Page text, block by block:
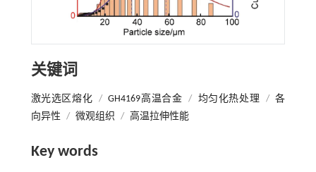
关键词
激光选区熔化 / GH4169高温合金 / 均匀化热处理 / 各
向异性 / 微观组织 / 高温拉伸性能
Key words